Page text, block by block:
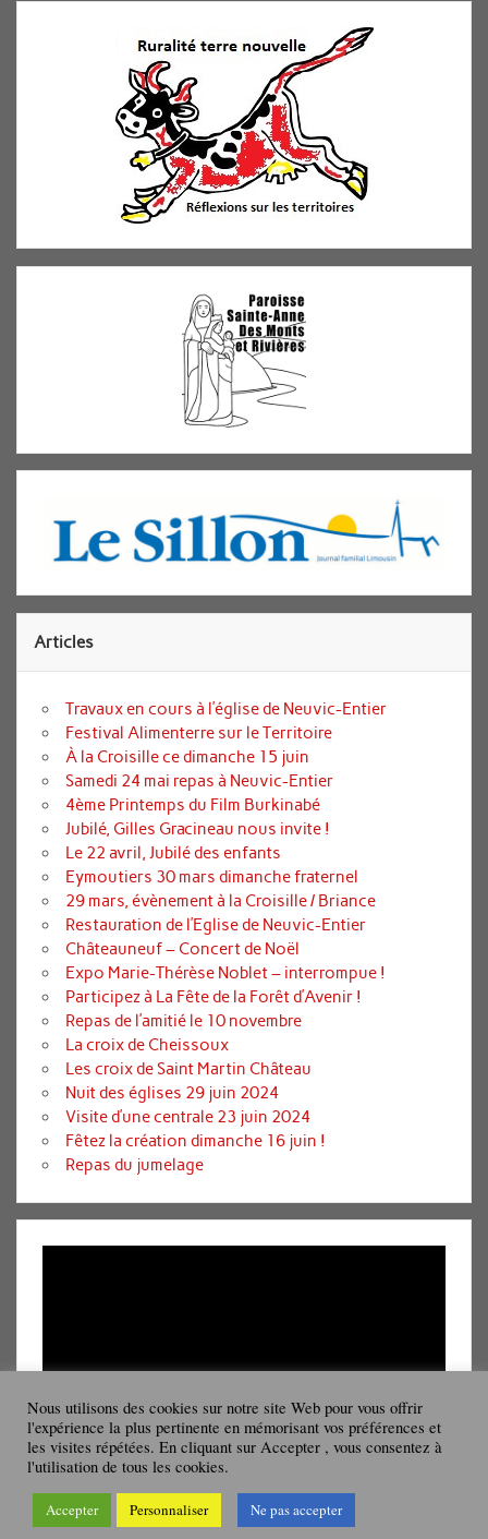
Articles
Travaux en cours à l’église de Neuvic-Entier
Festival Alimenterre sur le Territoire
À la Croisille ce dimanche 15 juin
Samedi 24 mai repas à Neuvic-Entier
4ème Printemps du Film Burkinabé
Jubilé, Gilles Gracineau nous invite !
Le 22 avril, Jubilé des enfants
Eymoutiers 30 mars dimanche fraternel
29 mars, évènement à la Croisille / Briance
Restauration de l’Eglise de Neuvic-Entier
Châteauneuf – Concert de Noël
Expo Marie-Thérèse Noblet – interrompue !
Participez à La Fête de la Forêt d’Avenir !
Repas de l’amitié le 10 novembre
La croix de Cheissoux
Les croix de Saint Martin Château
Nuit des églises 29 juin 2024
Visite d’une centrale 23 juin 2024
Fêtez la création dimanche 16 juin !
Repas du jumelage
Lecteur
00:00 08:19
Powered byWordPressandRubine
Nous utilisons des cookies sur notre site Web pour vous offrir
l'expérience la plus pertinente en mémorisant vos préférences et
les visites répétées. En cliquant sur Accepter , vous consentez à
l'utilisation de tous les cookies.
Accepter Personnaliser Ne pas accepter